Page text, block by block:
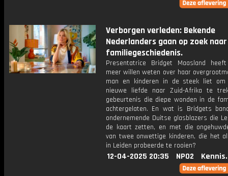
Verborgen verleden: Bekende
Nederlanders gaan op zoek
familiegeschiedenis.
Presentatrice Bridget Maasland
meer willen weten over haar
man en kinderen in de steek liet
nieuwe liefde naar Zuid-Afrika te
gebeurtenis die diepe wonden in de
achtergelaten. En wat is Bridgets
ondernemende Duitse glasblazers die
de kaart zetten, en met die
van twee onwettige kinderen, die het
in Leiden probeerde te rooien?
12-04-2025 20:35 NPO2